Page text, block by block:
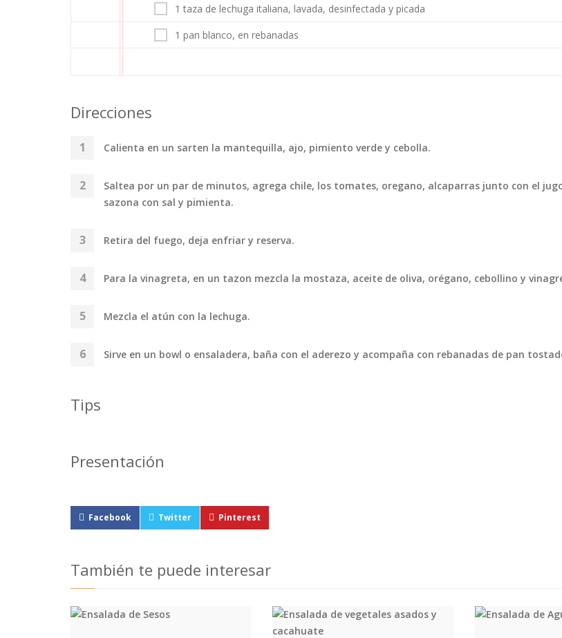
1 taza de lechuga italiana, lavada, desinfectada y picada
1 pan blanco, en rebanadas
Direcciones
Calienta en un sarten la mantequilla, ajo, pimiento verde y cebolla.
Saltea por un par de minutos, agrega chile, los tomates, oregano, alcaparras junto con el
sazona con sal y pimienta.
Retira del fuego, deja enfriar y reserva.
Para la vinagreta, en un tazon mezcla la mostaza, aceite de oliva, orégano, cebollino y
Mezcla el atún con la lechuga.
Sirve en un bowl o ensaladera, baña con el aderezo y acompaña con rebanadas de pan
Tips
Presentación
Facebook Twitter Pinterest
También te puede interesar